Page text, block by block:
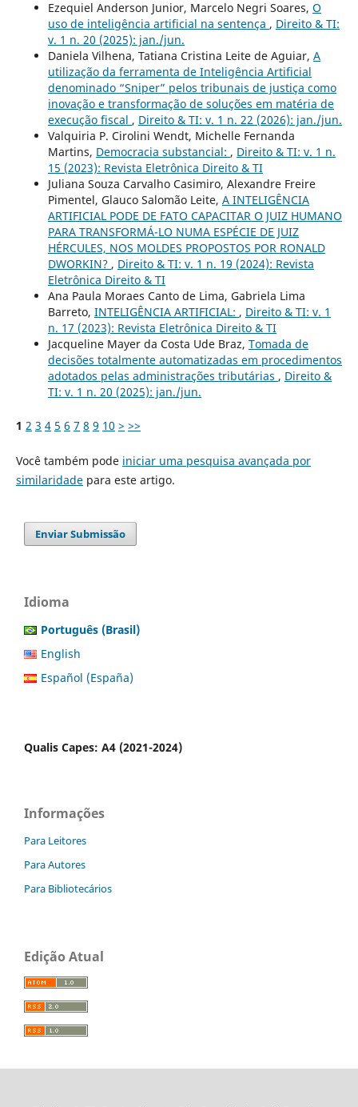
Ezequiel Anderson Junior, Marcelo Negri Soares, O
uso de inteligência artificial na sentença , Direito & TI:
v. 1 n. 20 (2025): jan./jun.
Daniela Vilhena, Tatiana Cristina Leite de Aguiar, A
utilização da ferramenta de Inteligência Artificial
denominado “Sniper” pelos tribunais de justiça como
inovação e transformação de soluções em matéria de
execução fiscal , Direito & TI: v. 1 n. 22 (2026): jan./jun.
Valquiria P. Cirolini Wendt, Michelle Fernanda
Martins, Democracia substancial: , Direito & TI: v. 1 n.
15 (2023): Revista Eletrônica Direito & TI
Juliana Souza Carvalho Casimiro, Alexandre Freire
Pimentel, Glauco Salomão Leite, A INTELIGÊNCIA
ARTIFICIAL PODE DE FATO CAPACITAR O JUIZ HUMANO
PARA TRANSFORMÁ-LO NUMA ESPÉCIE DE JUIZ
HÉRCULES, NOS MOLDES PROPOSTOS POR RONALD
DWORKIN? , Direito & TI: v. 1 n. 19 (2024): Revista
Eletrônica Direito & TI
Ana Paula Moraes Canto de Lima, Gabriela Lima
Barreto, INTELIGÊNCIA ARTIFICIAL: , Direito & TI: v. 1
n. 17 (2023): Revista Eletrônica Direito & TI
Jacqueline Mayer da Costa Ude Braz, Tomada de
decisões totalmente automatizadas em procedimentos
adotados pelas administrações tributárias , Direito &
TI: v. 1 n. 20 (2025): jan./jun.
1 2 3 4 5 6 7 8 9 10 > >>
Você também pode iniciar uma pesquisa avançada por
similaridadepara este artigo.
Enviar Submissão
Idioma
Português (Brasil)
English
Español (España)
Qualis Capes: A4 (2021-2024)
Informações
Para Leitores
Para Autores
Para Bibliotecários
Edição Atual